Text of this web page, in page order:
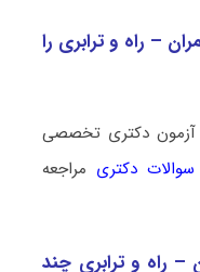
– راه و ترابری را
آزمون دکتری تخصصی
سوالات دکتری مراجعه
راه و ترابری چند